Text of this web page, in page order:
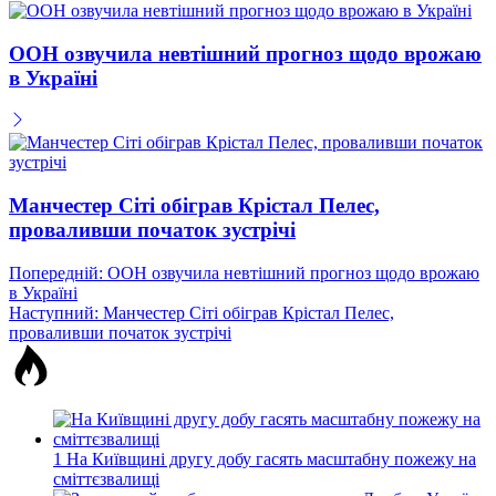
ООН озвучила невтішний прогноз щодо врожаю
в Україні
Манчестер Сіті обіграв Крістал Пелес,
проваливши початок зустрічі
Навігація
записів
Попередній: ООН озвучила невтішний прогноз щодо врожаю
в Україні
Наступний: Манчестер Сіті обіграв Крістал Пелес,
проваливши початок зустрічі
1 На Київщині другу добу гасять масштабну пожежу на
сміттєзвалищі